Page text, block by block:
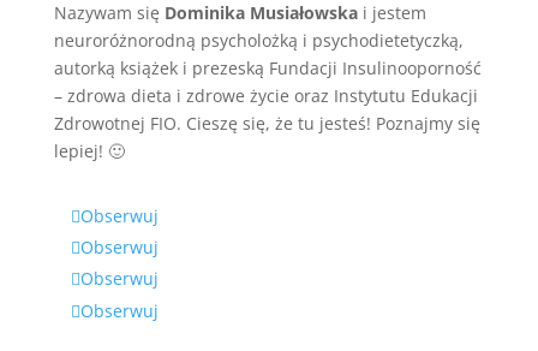
Nazywam się Dominika Musiałowskai jestem
neuroróżnorodną psycholożką i psychodietetyczką,
autorką książek i prezeską Fundacji Insulinooporność
– zdrowa dieta i zdrowe życie oraz Instytutu Edukacji
Zdrowotnej FIO. Cieszę się, że tu jesteś! Poznajmy się
lepiej! 🙂
Obserwuj
Obserwuj
Obserwuj
Obserwuj